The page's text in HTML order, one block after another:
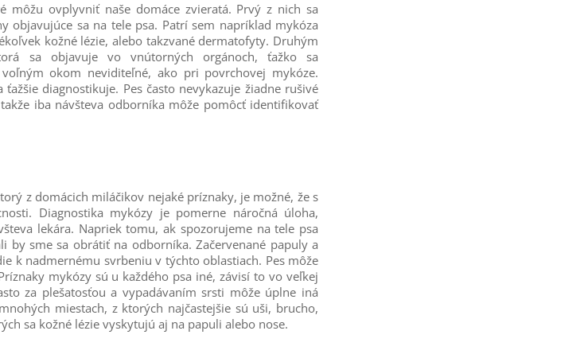
môžu ovplyvniť naše domáce zvieratá. Prvý z nich sa
objavujúce sa na tele psa. Patrí sem napríklad mykóza
kožné lézie, alebo takzvané dermatofyty. Druhým
sa objavuje vo vnútorných orgánoch, ťažko sa
okom neviditeľné, ako pri povrchovej mykóze.
diagnostikuje. Pes často nevykazuje žiadne rušivé
iba návšteva odborníka môže pomôcť identifikovať
z domácich miláčikov nejaké príznaky, je možné, že s
Diagnostika mykózy je pomerne náročná úloha,
lekára. Napriek tomu, ak spozorujeme na tele psa
by sme sa obrátiť na odborníka. Začervenané papuly a
k nadmernému svrbeniu v týchto oblastiach. Pes môže
mykózy sú u každého psa iné, závisí to vo veľkej
za plešatosťou a vypadávaním srsti môže úplne iná
miestach, z ktorých najčastejšie sú uši, brucho,
sa kožné lézie vyskytujú aj na papuli alebo nose.